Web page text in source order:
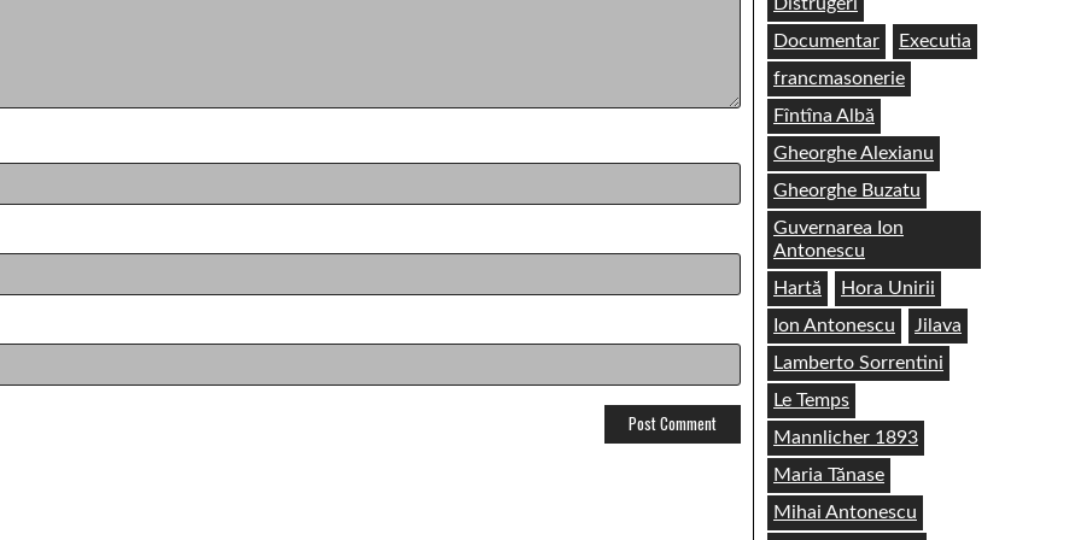
Documentar
Executia
francmasonerie
Fîntîna Albă
Gheorghe Alexianu
Gheorghe Buzatu
Guvernarea Ion
Antonescu
Hartă
Hora Unirii
Ion Antonescu
Jilava
Lamberto Sorrentini
Le Temps
Mannlicher 1893
Maria Tănase
Mihai Antonescu